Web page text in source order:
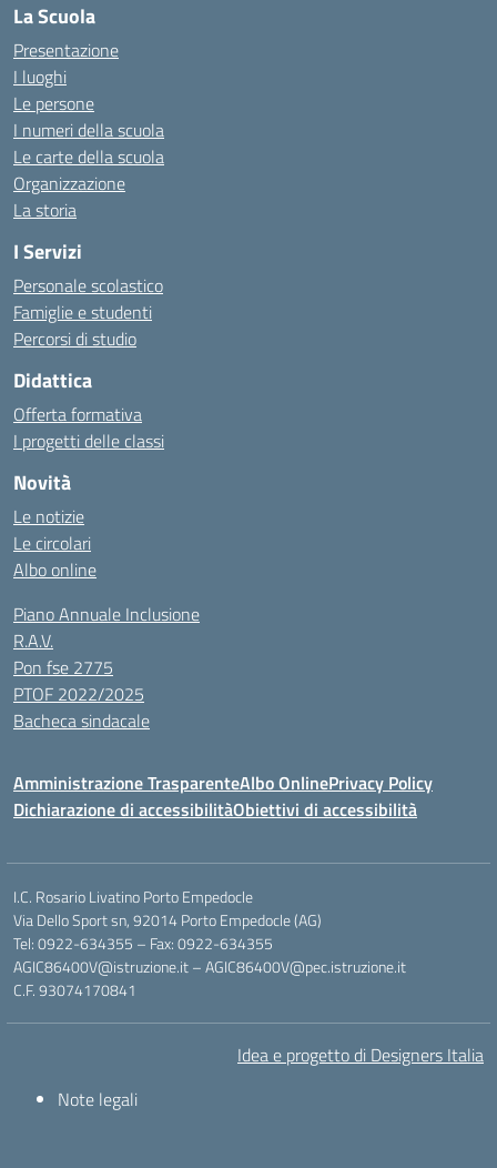
La Scuola
Presentazione
I luoghi
Le persone
I numeri della scuola
Le carte della scuola
Organizzazione
La storia
I Servizi
Personale scolastico
Famiglie e studenti
Percorsi di studio
Didattica
Offerta formativa
I progetti delle classi
Novità
Le notizie
Le circolari
Albo online
Piano Annuale Inclusione
R.A.V.
Pon fse 2775
PTOF 2022/2025
Bacheca sindacale
Amministrazione TrasparenteAlbo OnlinePrivacy Policy
Dichiarazione di accessibilitàObiettivi di accessibilità
I.C. Rosario Livatino Porto Empedocle
Via Dello Sport sn, 92014 Porto Empedocle (AG)
Tel: 0922-634355 – Fax: 0922-634355
AGIC86400V@istruzione.it–AGIC86400V@pec.istruzione.it
C.F. 93074170841
Idea e progetto di Designers Italia
Note legali